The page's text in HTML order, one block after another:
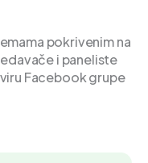
pokrivenim na
i paneliste
Facebook grupe